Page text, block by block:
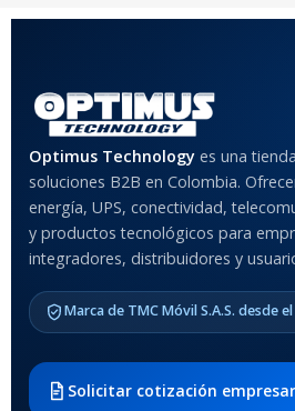
Optimus Technology es una
soluciones B2B en Colombia.
energía, UPS, conectividad,
y productos tecnológicos para
integradores, distribuidores y
Marca de TMC Móvil S.A.S. desde
Solicitar cotización